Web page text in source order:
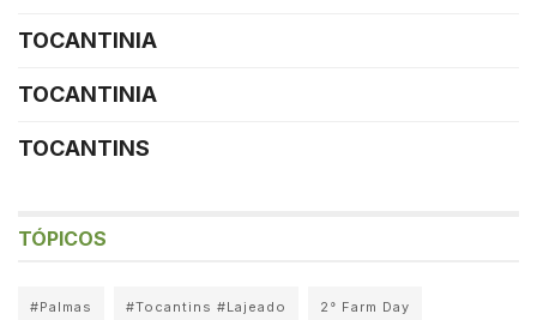
TOCANTINIA
TOCANTINIA
TOCANTINS
TÓPICOS
#Palmas #Tocantins #Lajeado 2° Farm Day